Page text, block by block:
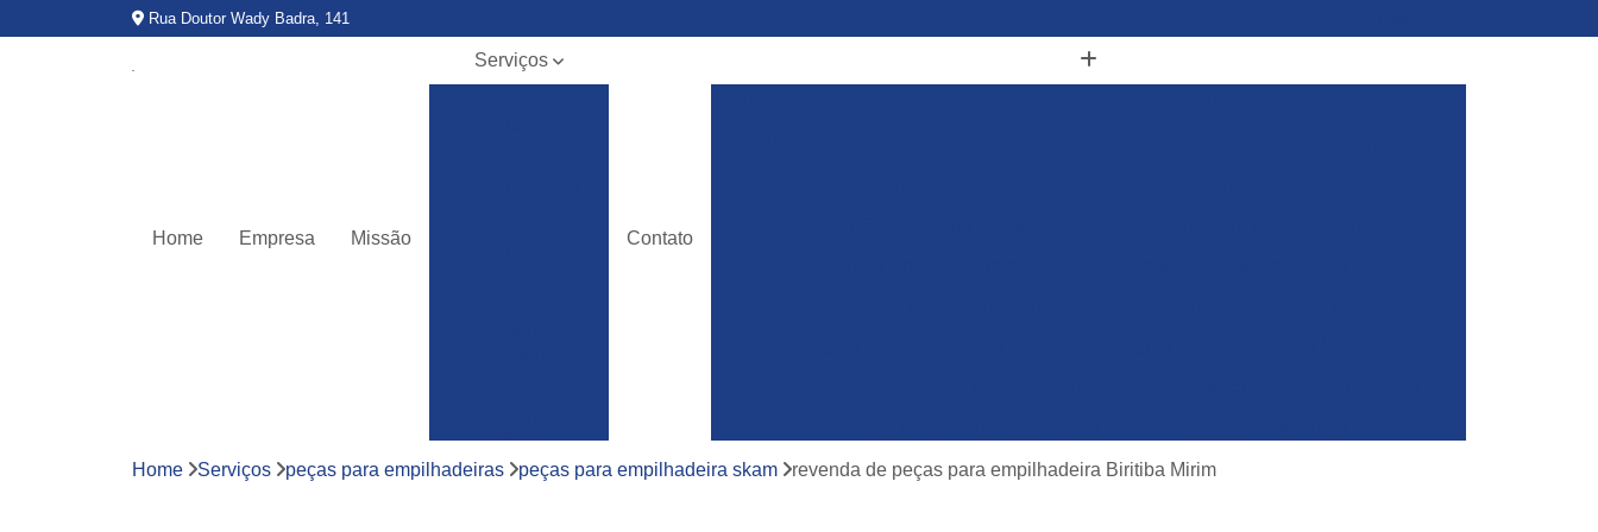
Rua Doutor Wady Badra, 141
Home Empresa Missão
Serviços
tesoura
Assitência
Contato
Empilhadeira para Aluguel
Empilhadeira Toyota para Alugar
Home Serviços peças para empilhadeiras peças para empilhadeira skam revenda de peças para empilhadeira Biritiba Mirim